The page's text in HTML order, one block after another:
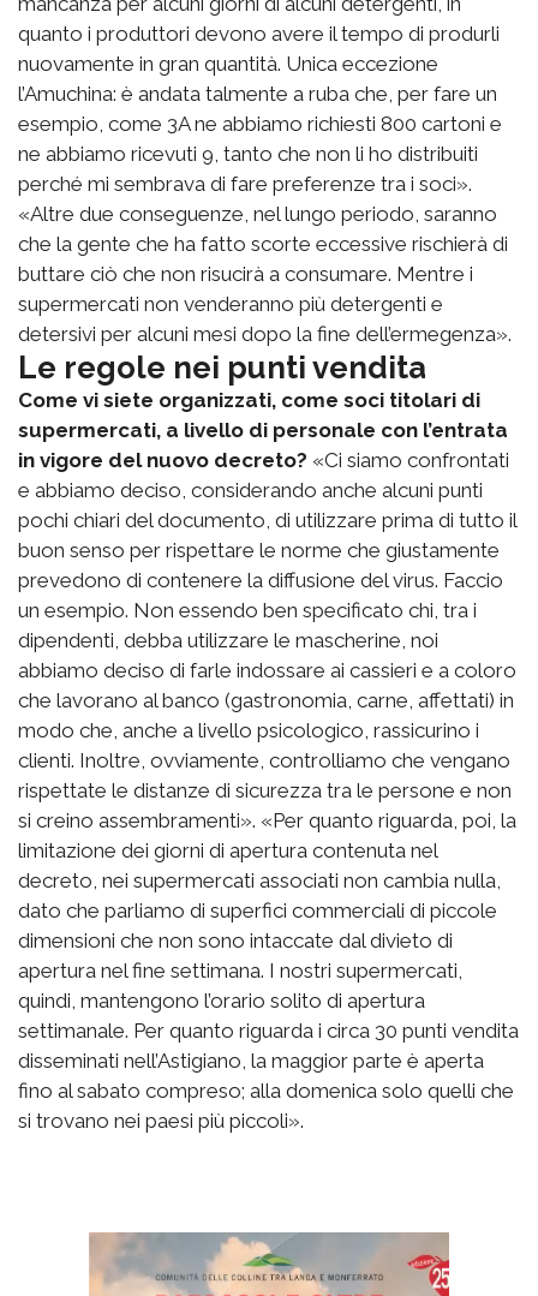
quanto i produttori devono avere il tempo di produrli
nuovamente in gran quantità. Unica eccezione
l’Amuchina: è andata talmente a ruba che, per fare un
esempio, come 3A ne abbiamo richiesti 800 cartoni e
ne abbiamo ricevuti 9, tanto che non li ho distribuiti
perché mi sembrava di fare preferenze tra i soci».
«Altre due conseguenze, nel lungo periodo, saranno
che la gente che ha fatto scorte eccessive rischierà di
buttare ciò che non risucirà a consumare. Mentre i
supermercati non venderanno più detergenti e
detersivi per alcuni mesi dopo la fine dell’ermegenza».
Le regole nei punti vendita
Come vi siete organizzati, come soci titolari di
supermercati, a livello di personale con l’entrata
in vigore del nuovo decreto? «Ci siamo confrontati
e abbiamo deciso, considerando anche alcuni punti
pochi chiari del documento, di utilizzare prima di tutto il
buon senso per rispettare le norme che giustamente
prevedono di contenere la diffusione del virus. Faccio
un esempio. Non essendo ben specificato chi, tra i
dipendenti, debba utilizzare le mascherine, noi
abbiamo deciso di farle indossare ai cassieri e a coloro
che lavorano al banco (gastronomia, carne, affettati) in
modo che, anche a livello psicologico, rassicurino i
clienti. Inoltre, ovviamente, controlliamo che vengano
rispettate le distanze di sicurezza tra le persone e non
si creino assembramenti». «Per quanto riguarda, poi, la
limitazione dei giorni di apertura contenuta nel
decreto, nei supermercati associati non cambia nulla,
dato che parliamo di superfici commerciali di piccole
dimensioni che non sono intaccate dal divieto di
apertura nel fine settimana. I nostri supermercati,
quindi, mantengono l’orario solito di apertura
settimanale. Per quanto riguarda i circa 30 punti vendita
disseminati nell’Astigiano, la maggior parte è aperta
fino al sabato compreso; alla domenica solo quelli che
si trovano nei paesi più piccoli».